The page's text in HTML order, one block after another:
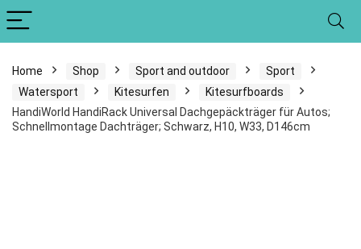
Home Shop Sport and outdoor
Sport
Watersport
Kitesurfen
Kitesurfboards
HandiWorld HandiRack Universal Dachgepäckträger für Autos;
Schnellmontage Dachträger; Schwarz, H10, W33, D146cm